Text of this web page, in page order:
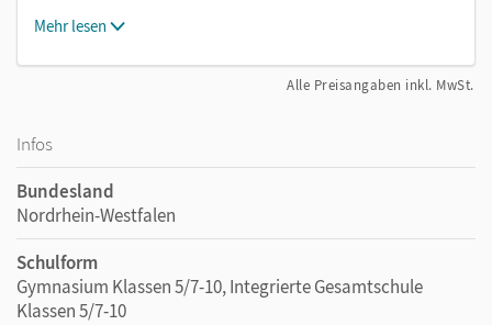
Mehr lesen
Alle Preisangaben inkl. MwSt.
Infos
Bundesland
Nordrhein-Westfalen
Schulform
Gymnasium Klassen 5/7-10, Integrierte Gesamtschule
Klassen 5/7-10